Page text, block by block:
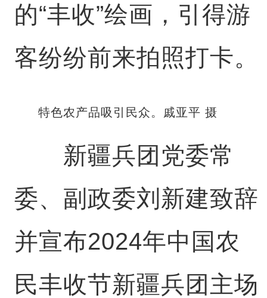
的“丰收”绘画，引得游
客纷纷前来拍照打卡。
特色农产品吸引民众。戚亚平 摄
新疆兵团党委常
委、副政委刘新建致辞
并宣布2024年中国农
民丰收节新疆兵团主场